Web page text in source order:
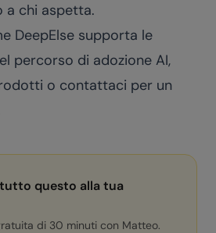
a chi aspetta.
DeepElse supporta le
percorso di adozione AI,
o contattaci per un
questo alla tua
di 30 minuti con Matteo.